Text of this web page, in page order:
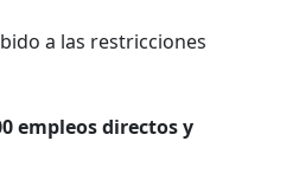
a las restricciones
empleos directos y